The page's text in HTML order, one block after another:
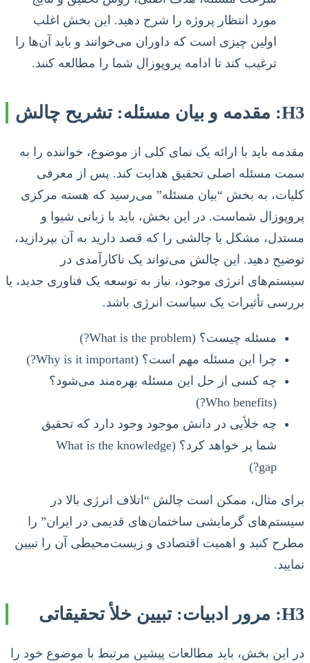
مورد انتظار پروژه را شرح دهید. این بخش اغلب
اولین چیزی است که داوران می‌خوانند و باید آن‌ها را
ترغیب کند تا ادامه پروپوزال شما را مطالعه کنند.
H3: مقدمه و بیان مسئله: تشریح چالش
مقدمه باید با ارائه یک نمای کلی از موضوع، خواننده را به
سمت مسئله اصلی تحقیق هدایت کند. پس از معرفی
کلیات، به بخش “بیان مسئله” می‌رسید که هسته مرکزی
پروپوزال شماست. در این بخش، باید با زبانی شیوا و
مستدل، مشکل یا چالشی را که قصد دارید به آن بپردازید،
توضیح دهید. این چالش می‌تواند یک ناکارآمدی در
سیستم‌های انرژی موجود، نیاز به توسعه یک فناوری جدید، یا
بررسی تأثیرات یک سیاست انرژی باشد.
مسئله چیست؟ (What is the problem?)
چرا این مسئله مهم است؟ (Why is it important?)
چه کسی از حل این مسئله بهره‌مند می‌شود؟
(Who benefits?)
چه خلأیی در دانش موجود وجود دارد که تحقیق
شما پر خواهد کرد؟ (What is the knowledge
gap?)
برای مثال، ممکن است چالش “اتلاف انرژی بالا در
سیستم‌های گرمایشی ساختمان‌های قدیمی در ایران” را
مطرح کنید و اهمیت اقتصادی و زیست‌محیطی آن را تبیین
نمایید.
H3: مرور ادبیات: تبیین خلأ تحقیقاتی
در این بخش، باید مطالعات پیشین مرتبط با موضوع خود را